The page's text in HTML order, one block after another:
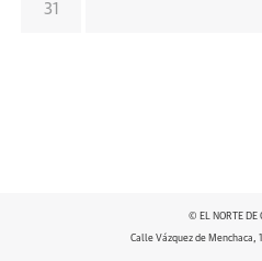
31
© EL NORTE DE
Calle Vázquez de